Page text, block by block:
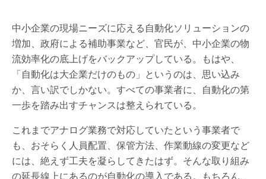
中小企業の現場ニーズに応える自動化ソリューションの
増加、政府による補助事業など、官民が、中小企業の物
流効率化の底上げをバックアップしている。もはや、
「自動化は大企業だけのもの」というのは、思い込み
か、言い訳でしかない。すべての事業者に、自動化の第
一歩を踏み出すチャンスは整えられている。
これまでアナログ業務で対応していたという事業者で
も、おそらく人員配置、保管方法、作業動線の変更など
には、絶えず工夫を凝らしてきたはず。そんな取り組み
の延長線上にあるのが自動化の導入である。もちろん、